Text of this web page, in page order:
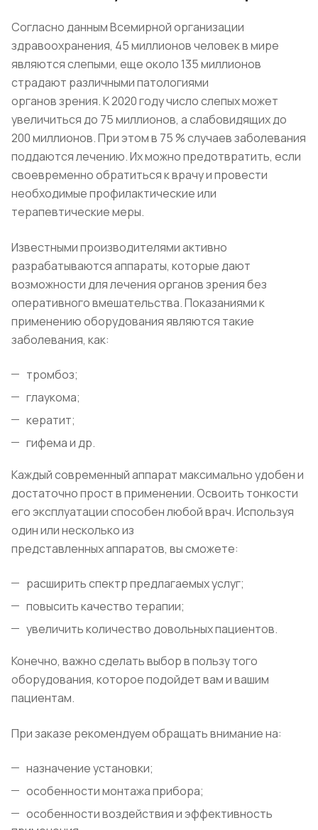
Согласно данным Всемирной организации
здравоохранения, 45 миллионов человек в мире
являются слепыми, еще около 135 миллионов
страдают различными патологиями
органов зрения. К 2020 году число слепых может
увеличиться до 75 миллионов, а слабовидящих до
200 миллионов. При этом в 75 % случаев заболевания
поддаются лечению. Их можно предотвратить, если
своевременно обратиться к врачу и провести
необходимые профилактические или
терапевтические меры.
Известными производителями активно
разрабатываются аппараты, которые дают
возможности для лечения органов зрения без
оперативного вмешательства. Показаниями к
применению оборудования являются такие
заболевания, как:
тромбоз;
глаукома;
кератит;
гифема и др.
Каждый современный аппарат максимально удобен и
достаточно прост в применении. Освоить тонкости
его эксплуатации способен любой врач. Используя
один или несколько из
представленных аппаратов, вы сможете:
расширить спектр предлагаемых услуг;
повысить качество терапии;
увеличить количество довольных пациентов.
Конечно, важно сделать выбор в пользу того
оборудования, которое подойдет вам и вашим
пациентам.
При заказе рекомендуем обращать внимание на:
назначение установки;
особенности монтажа прибора;
особенности воздействия и эффективность